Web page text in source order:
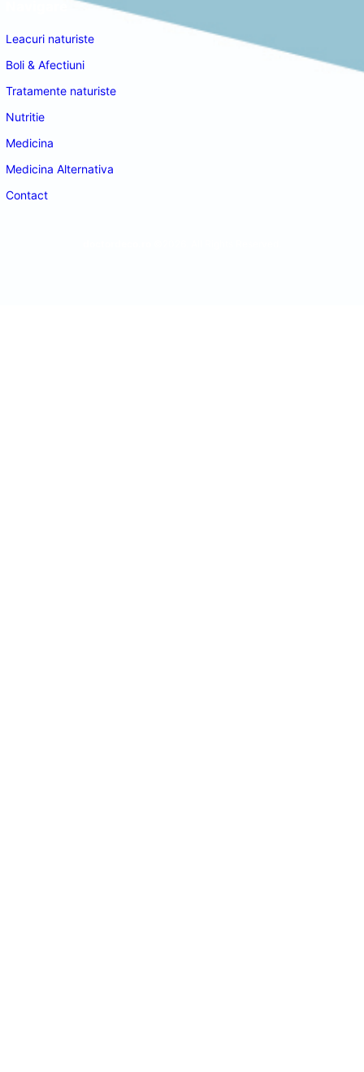
Leacuri naturiste
Boli & Afectiuni
Tratamente naturiste
Nutritie
Medicina
Medicina Alternativa
Contact